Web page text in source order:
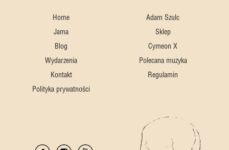
Home
Adam Szulc
Jama
Sklep
Blog
Cymeon X
Wydarzenia
Polecana muzyka
Kontakt
Regulamin
Polityka prywatności